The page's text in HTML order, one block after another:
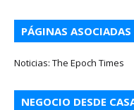
PÁGINAS ASOCIADAS
Noticias: The Epoch Times
NEGOCIO DESDE